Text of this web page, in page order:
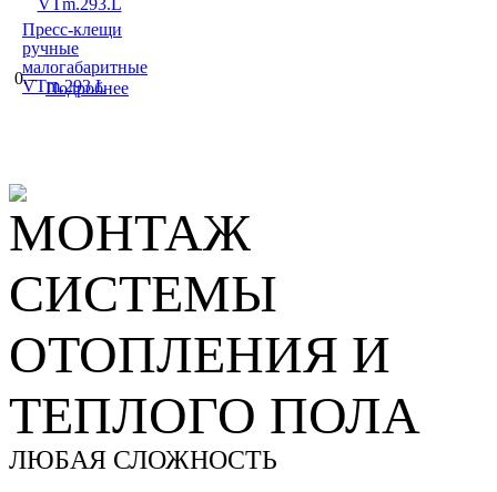
Пресс-клещи
ручные
малогабаритные
VTm.293.L
0.–
Подробнее
МОНТАЖ
СИСТЕМЫ
ОТОПЛЕНИЯ И
ТЕПЛОГО ПОЛА
ЛЮБАЯ СЛОЖНОСТЬ